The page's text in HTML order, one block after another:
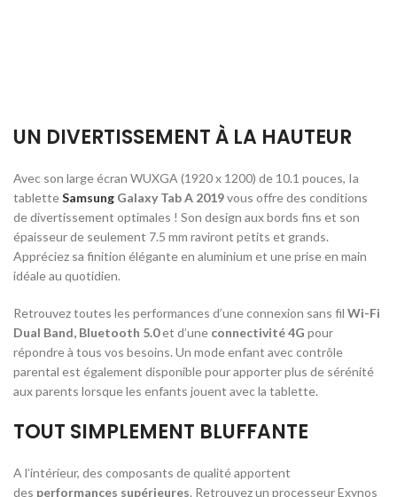
UN DIVERTISSEMENT À LA HAUTEUR
Avec son large écran WUXGA (1920 x 1200) de 10.1 pouces, Ia
tabletteSamsung Galaxy Tab A 2019vous offre des conditions
de divertissement optimales ! Son design aux bords fins et son
épaisseur de seulement 7.5 mm raviront petits et grands.
Appréciez sa finition élégante en aluminium et une prise en main
idéale au quotidien.
Retrouvez toutes les performances d’une connexion sans fil Wi-Fi
Dual Band, Bluetooth 5.0et d’une connectivité 4G pour
répondre à tous vos besoins. Un mode enfant avec contrôle
parental est également disponible pour apporter plus de sérénité
aux parents lorsque les enfants jouent avec la tablette.
TOUT SIMPLEMENT BLUFFANTE
A l’intérieur, des composants de qualité apportent
des performances supérieures. Retrouvez un processeur Exynos